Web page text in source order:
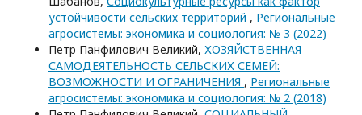
устойчивости сельских территорий , Региональные
агросистемы: экономика и социология: № 3 (2022)
Петр Панфилович Великий, ХОЗЯЙСТВЕННАЯ
САМОДЕЯТЕЛЬНОСТЬ СЕЛЬСКИХ СЕМЕЙ:
ВОЗМОЖНОСТИ И ОГРАНИЧЕНИЯ , Региональные
агросистемы: экономика и социология: № 2 (2018)